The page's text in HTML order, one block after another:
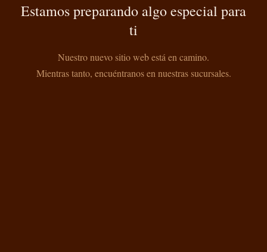
Estamos preparando algo especial para
ti
Nuestro nuevo sitio web está en camino.
Mientras tanto, encuéntranos en nuestras sucursales.